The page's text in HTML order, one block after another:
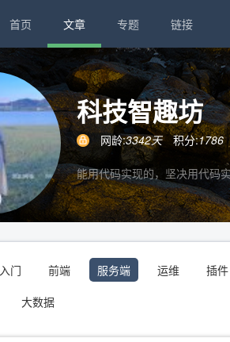
首页 文章 专题 链接
科技智趣坊
网龄:3342天 积分:1786
能用代码实现的，坚决用代码
入门 前端 服务端 运维 插件
大数据